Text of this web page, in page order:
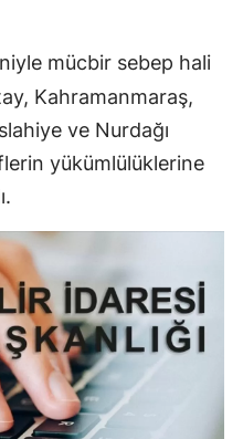
mücbir sebep hali
Kahramanmaraş,
ve Nurdağı
yükümlülüklerine